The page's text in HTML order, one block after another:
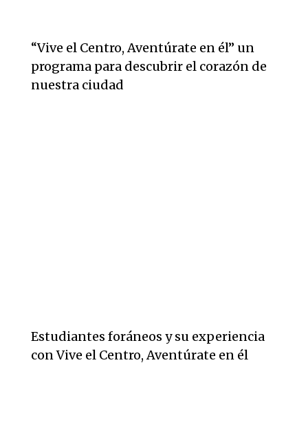
“Vive el Centro, Aventúrate en él” un
programa para descubrir el corazón de
nuestra ciudad
Estudiantes foráneos y su experiencia
con Vive el Centro, Aventúrate en él